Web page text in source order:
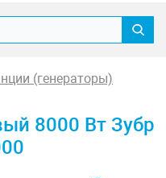
(генераторы)
8000 Вт Зубр